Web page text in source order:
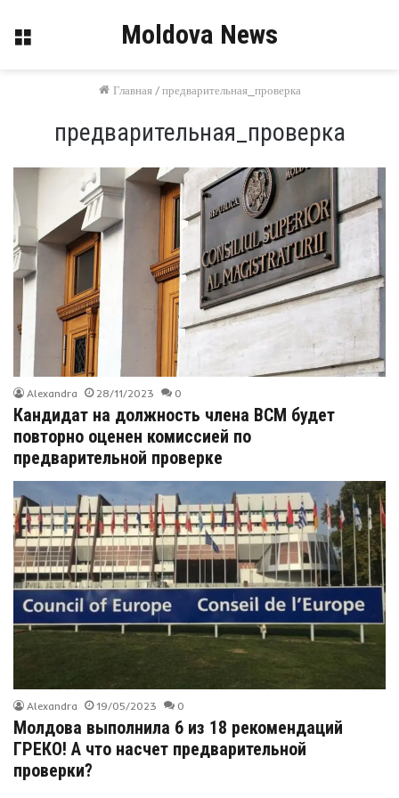
Меню Moldova News
Главная / предварительная_проверка
предварительная_проверка
Alexandra 28/11/2023 0
Кандидат на должность члена ВСМ будет
повторно оценен комиссией по
предварительной проверке
Alexandra 19/05/2023 0
Молдова выполнила 6 из 18 рекомендаций
ГРЕКО! А что насчет предварительной
проверки?